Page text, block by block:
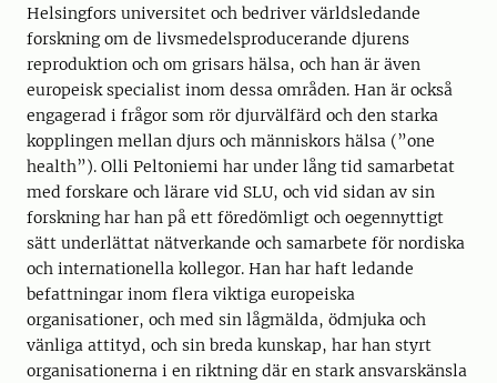
Helsingfors universitet och bedriver världsledande
forskning om de livsmedelsproducerande djurens
reproduktion och om grisars hälsa, och han är även
europeisk specialist inom dessa områden. Han är också
engagerad i frågor som rör djurvälfärd och den starka
kopplingen mellan djurs och människors hälsa (”one
health”). Olli Peltoniemi har under lång tid samarbetat
med forskare och lärare vid SLU, och vid sidan av sin
forskning har han på ett föredömligt och oegennyttigt
sätt underlättat nätverkande och samarbete för nordiska
och internationella kollegor. Han har haft ledande
befattningar inom flera viktiga europeiska
organisationer, och med sin lågmälda, ödmjuka och
vänliga attityd, och sin breda kunskap, har han styrt
organisationerna i en riktning där en stark ansvarskänsla